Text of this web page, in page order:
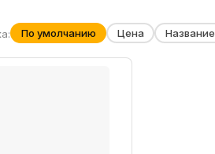
По умолчанию Цена Название